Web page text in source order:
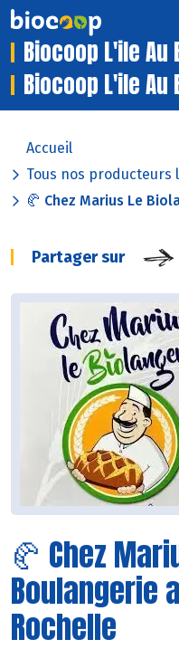
Biocoop L'ile Au
Biocoop L'ile Au
Accueil
Tous nos producteurs
🥐 Chez Marius Le
Partager sur
🥐 Chez
Boulangerie
Rochelle